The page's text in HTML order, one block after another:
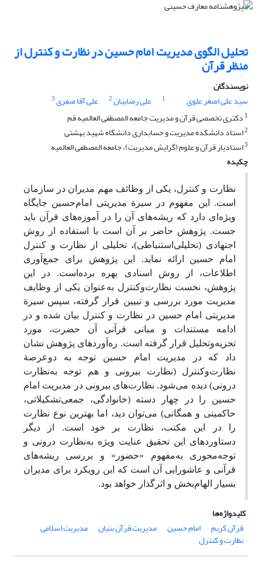
تحلیل الگوی مدیریت امام حسین در نظارت و کنترل از
منظر قرآن
نویسندگان
سید علی اصغر علوی
1 علی رضاییان2 علی آقا صفری3
1 دکتری تخصصی قرآن و مدیریت جامعه المصطفی العالمیه قم
2استاد دانشکده مدیریت و حسابداری دانشگاه شهید بهشتی
3استادیار قرآن و علوم (گرایش مدیریت)، جامعه المصطفی العالمیه
چکیده
نظارت و کنترل، یکی از وظائف مهم مدیران در سازمان
است. این مفهوم در سیرة مدیریتی امام‌حسین جایگاه
ویژه‌ای دارد که ریشه‌های آن را در آموزه‌های قرآن باید
جست. پژوهش حاضر بر آن است با استفاده از روش
اجتهادی (تحلیلی‌استنباطی)، تحلیلی از نظارت ‌و کنترل
امام حسین
ارائه نماید. این پژوهش برای جمع آوری
اطلاعات، از روش اسنادی بهره برده‌است. در این
پژوهش، نخست نظارت‌وکنترل به‌عنوان یکی از وظایف
مدیریت مورد بررسی و تبیین قرار گرفته، سپس سیرة
مدیریتی امام حسین در نظارت و کنترل بیان شده و در
ادامه مستندات و مبانی قرآنی آن حضرت، مورد
تجزیه‌وتحلیل قرار گرفته است. ره‌آوردهای پژوهش نشان
داد که در مدیریت امام حسین توجه به دو‌عرصة
نظارت‌وکنترل (نظارت بیرونی و هم توجه به‌نظارت
درونی) دیده می‌شود. نظارت‌های بیرونی در مدیریت امام
حسین را در چهار دسته (خانوادگی، جمعی‌تشکیلاتی،
حاکمیتی و همگانی) می‌توان دید، اما بهترین نوع نظارت
را در این مکتب، نظارت بر خود است. از دیگر
دستاوردهای این تحقیق عنایت ویژه به‌نظارت درونی و
توجه‌محوری به‌مفهوم «حضور» و بررسی ریشه‌های
قرآنی و عاشورایی آن است که این رویکرد برای مدیران
بسیار الهام‌بخش و اثرگذار خواهد بود.
کلیدواژه‌ها
قرآن کریم
امام حسین مدیریت قرآن بنیان مدیریت اسلامی
نظارت و کنترل